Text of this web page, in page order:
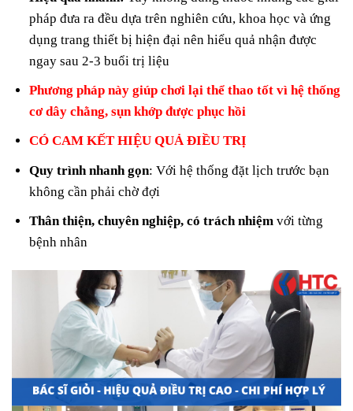
pháp đưa ra đều dựa trên nghiên cứu, khoa học và ứng
dụng trang thiết bị hiện đại nên hiểu quả nhận được
ngay sau 2-3 buổi trị liệu
Phương pháp này giúp chơi lại thể thao tốt vì hệ thống
cơ dây chằng, sụn khớp được phục hồi
CÓ CAM KẾT HIỆU QUẢ ĐIỀU TRỊ
Quy trình nhanh gọn: Với hệ thống đặt lịch trước bạn
không cần phải chờ đợi
Thân thiện, chuyên nghiệp, có trách nhiệm với từng
bệnh nhân